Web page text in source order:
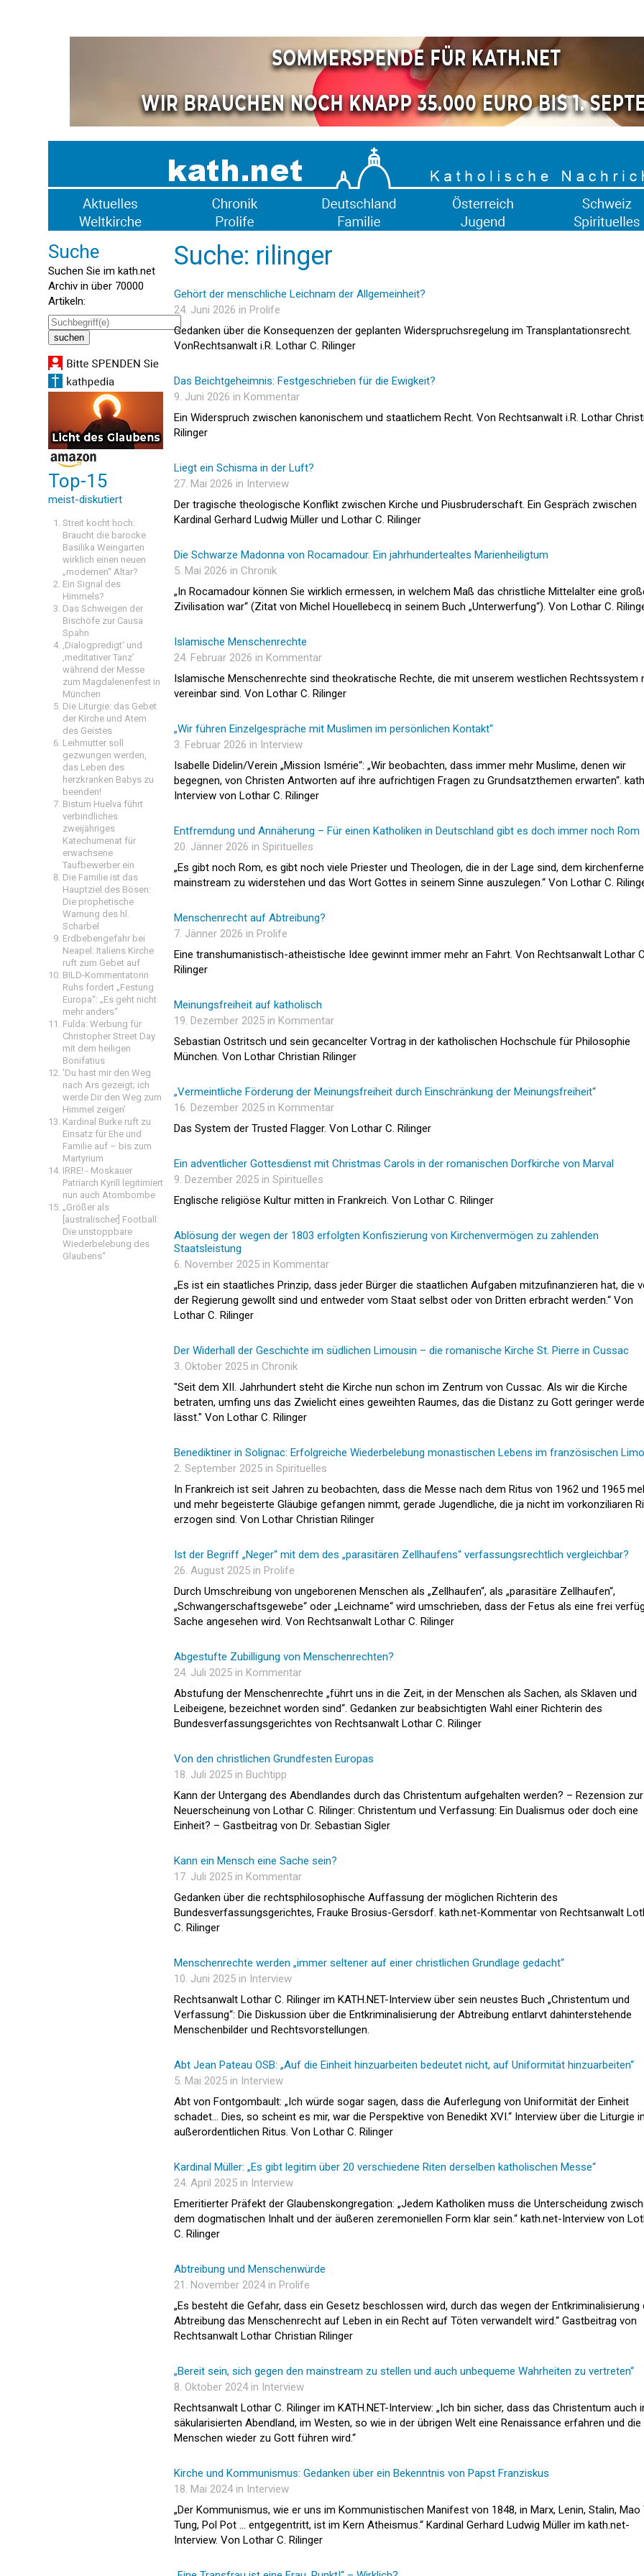
Suche
Suchen Sie im kath.net
Archiv in über 70000
Artikeln:
Top-15
meist-diskutiert
Streit kocht hoch:
Braucht die barocke
Basilika Weingarten
wirklich einen neuen
„modernen“ Altar?
Ein Signal des
Himmels?
Das Schweigen der
Bischöfe zur Causa
Spahn
‚Dialogpredigt‘ und
‚meditativer Tanz’
während der Messe
zum Magdalenenfest in
München
Die Liturgie: das Gebet
der Kirche und Atem
des Geistes
Leihmutter soll
gezwungen werden,
das Leben des
herzkranken Babys zu
beenden!
Bistum Huelva führt
verbindliches
zweijähriges
Katechumenat für
erwachsene
Taufbewerber ein
Die Familie ist das
Hauptziel des Bösen:
Die prophetische
Warnung des hl.
Scharbel
Erdbebengefahr bei
Neapel: Italiens Kirche
ruft zum Gebet auf
BILD-Kommentatorin
Ruhs fordert „Festung
Europa“: „Es geht nicht
mehr anders“
Fulda: Werbung für
Christopher Street Day
mit dem heiligen
Bonifatius
'Du hast mir den Weg
nach Ars gezeigt; ich
werde Dir den Weg zum
Himmel zeigen'
Kardinal Burke ruft zu
Einsatz für Ehe und
Familie auf – bis zum
Martyrium
IRRE! - Moskauer
Patriarch Kyrill legitimiert
nun auch Atombombe
„Größer als
[australischer] Football:
Die unstoppbare
Wiederbelebung des
Glaubens“
Suche: rilinger
Gehört der menschliche Leichnam der Allgemeinheit?
24. Juni 2026 in Prolife
Gedanken über die Konsequenzen der geplanten Widerspruchsregelung im Transplantationsrecht.
VonRechtsanwalt i.R. Lothar C. Rilinger
Das Beichtgeheimnis: Festgeschrieben für die Ewigkeit?
9. Juni 2026 in Kommentar
Ein Widerspruch zwischen kanonischem und staatlichem Recht. Von Rechtsanwalt i.R. Lothar
Rilinger
Liegt ein Schisma in der Luft?
27. Mai 2026 in Interview
Der tragische theologische Konflikt zwischen Kirche und Piusbruderschaft. Ein Gespräch zwischen
Kardinal Gerhard Ludwig Müller und Lothar C. Rilinger
Die Schwarze Madonna von Rocamadour. Ein jahrhundertealtes Marienheiligtum
5. Mai 2026 in Chronik
„In Rocamadour können Sie wirklich ermessen, in welchem Maß das christliche Mittelalter eine
Zivilisation war“ (Zitat von Michel Houellebecq in seinem Buch „Unterwerfung“). Von Lothar C.
Islamische Menschenrechte
24. Februar 2026 in Kommentar
Islamische Menschenrechte sind theokratische Rechte, die mit unserem westlichen Rechtssystem
vereinbar sind. Von Lothar C. Rilinger
„Wir führen Einzelgespräche mit Muslimen im persönlichen Kontakt“
3. Februar 2026 in Interview
Isabelle Didelin/Verein „Mission Ismérie“: „Wir beobachten, dass immer mehr Muslime, denen wir
begegnen, von Christen Antworten auf ihre aufrichtigen Fragen zu Grundsatzthemen erwarten“.
Interview von Lothar C. Rilinger
Entfremdung und Annäherung – Für einen Katholiken in Deutschland gibt es doch immer noch Rom
20. Jänner 2026 in Spirituelles
„Es gibt noch Rom, es gibt noch viele Priester und Theologen, die in der Lage sind, dem
mainstream zu widerstehen und das Wort Gottes in seinem Sinne auszulegen.“ Von Lothar C.
Menschenrecht auf Abtreibung?
7. Jänner 2026 in Prolife
Eine transhumanistisch-atheistische Idee gewinnt immer mehr an Fahrt. Von Rechtsanwalt Lothar
Rilinger
Meinungsfreiheit auf katholisch
19. Dezember 2025 in Kommentar
Sebastian Ostritsch und sein gecancelter Vortrag in der katholischen Hochschule für Philosophie
München. Von Lothar Christian Rilinger
„Vermeintliche Förderung der Meinungsfreiheit durch Einschränkung der Meinungsfreiheit“
16. Dezember 2025 in Kommentar
Das System der Trusted Flagger. Von Lothar C. Rilinger
Ein adventlicher Gottesdienst mit Christmas Carols in der romanischen Dorfkirche von Marval
9. Dezember 2025 in Spirituelles
Englische religiöse Kultur mitten in Frankreich. Von Lothar C. Rilinger
Ablösung der wegen der 1803 erfolgten Konfiszierung von Kirchenvermögen zu zahlenden
Staatsleistung
6. November 2025 in Kommentar
„Es ist ein staatliches Prinzip, dass jeder Bürger die staatlichen Aufgaben mitzufinanzieren hat, die
der Regierung gewollt sind und entweder vom Staat selbst oder von Dritten erbracht werden.“ Von
Lothar C. Rilinger
Der Widerhall der Geschichte im südlichen Limousin – die romanische Kirche St. Pierre in Cussac
3. Oktober 2025 in Chronik
"Seit dem XII. Jahrhundert steht die Kirche nun schon im Zentrum von Cussac. Als wir die Kirche
betraten, umfing uns das Zwielicht eines geweihten Raumes, das die Distanz zu Gott geringer
lässt." Von Lothar C. Rilinger
Benediktiner in Solignac: Erfolgreiche Wiederbelebung monastischen Lebens im französischen
2. September 2025 in Spirituelles
In Frankreich ist seit Jahren zu beobachten, dass die Messe nach dem Ritus von 1962 und 1965
und mehr begeisterte Gläubige gefangen nimmt, gerade Jugendliche, die ja nicht im vorkonziliaren
erzogen sind. Von Lothar Christian Rilinger
Ist der Begriff „Neger“ mit dem des „parasitären Zellhaufens“ verfassungsrechtlich vergleichbar?
26. August 2025 in Prolife
Durch Umschreibung von ungeborenen Menschen als „Zellhaufen“, als „parasitäre Zellhaufen“,
„Schwangerschaftsgewebe“ oder „Leichname“ wird umschrieben, dass der Fetus als eine frei
Sache angesehen wird. Von Rechtsanwalt Lothar C. Rilinger
Abgestufte Zubilligung von Menschenrechten?
24. Juli 2025 in Kommentar
Abstufung der Menschenrechte „führt uns in die Zeit, in der Menschen als Sachen, als Sklaven und
Leibeigene, bezeichnet worden sind“. Gedanken zur beabsichtigten Wahl einer Richterin des
Bundesverfassungsgerichtes von Rechtsanwalt Lothar C. Rilinger
Von den christlichen Grundfesten Europas
18. Juli 2025 in Buchtipp
Kann der Untergang des Abendlandes durch das Christentum aufgehalten werden? – Rezension zur
Neuerscheinung von Lothar C. Rilinger: Christentum und Verfassung: Ein Dualismus oder doch eine
Einheit? – Gastbeitrag von Dr. Sebastian Sigler
Kann ein Mensch eine Sache sein?
17. Juli 2025 in Kommentar
Gedanken über die rechtsphilosophische Auffassung der möglichen Richterin des
Bundesverfassungsgerichtes, Frauke Brosius-Gersdorf. kath.net-Kommentar von Rechtsanwalt
C. Rilinger
Menschenrechte werden „immer seltener auf einer christlichen Grundlage gedacht“
10. Juni 2025 in Interview
Rechtsanwalt Lothar C. Rilinger im KATH.NET-Interview über sein neustes Buch „Christentum und
Verfassung“: Die Diskussion über die Entkriminalisierung der Abtreibung entlarvt dahinterstehende
Menschenbilder und Rechtsvorstellungen.
Abt Jean Pateau OSB: „Auf die Einheit hinzuarbeiten bedeutet nicht, auf Uniformität hinzuarbeiten“
5. Mai 2025 in Interview
Abt von Fontgombault: „Ich würde sogar sagen, dass die Auferlegung von Uniformität der Einheit
schadet… Dies, so scheint es mir, war die Perspektive von Benedikt XVI.“ Interview über die Liturgie
außerordentlichen Ritus. Von Lothar C. Rilinger
Kardinal Müller: „Es gibt legitim über 20 verschiedene Riten derselben katholischen Messe“
24. April 2025 in Interview
Emeritierter Präfekt der Glaubenskongregation: „Jedem Katholiken muss die Unterscheidung
dem dogmatischen Inhalt und der äußeren zeremoniellen Form klar sein.“ kath.net-Interview von
C. Rilinger
Abtreibung und Menschenwürde
21. November 2024 in Prolife
„Es besteht die Gefahr, dass ein Gesetz beschlossen wird, durch das wegen der Entkriminalisierung
Abtreibung das Menschenrecht auf Leben in ein Recht auf Töten verwandelt wird.“ Gastbeitrag von
Rechtsanwalt Lothar Christian Rilinger
„Bereit sein, sich gegen den mainstream zu stellen und auch unbequeme Wahrheiten zu vertreten“
8. Oktober 2024 in Interview
Rechtsanwalt Lothar C. Rilinger im KATH.NET-Interview: „Ich bin sicher, dass das Christentum auch
säkularisierten Abendland, im Westen, so wie in der übrigen Welt eine Renaissance erfahren und die
Menschen wieder zu Gott führen wird.“
Kirche und Kommunismus: Gedanken über ein Bekenntnis von Papst Franziskus
18. Mai 2024 in Interview
„Der Kommunismus, wie er uns im Kommunistischen Manifest von 1848, in Marx, Lenin, Stalin, Mao
Tung, Pol Pot … entgegentritt, ist im Kern Atheismus.“ Kardinal Gerhard Ludwig Müller im kath.net-
Interview. Von Lothar C. Rilinger